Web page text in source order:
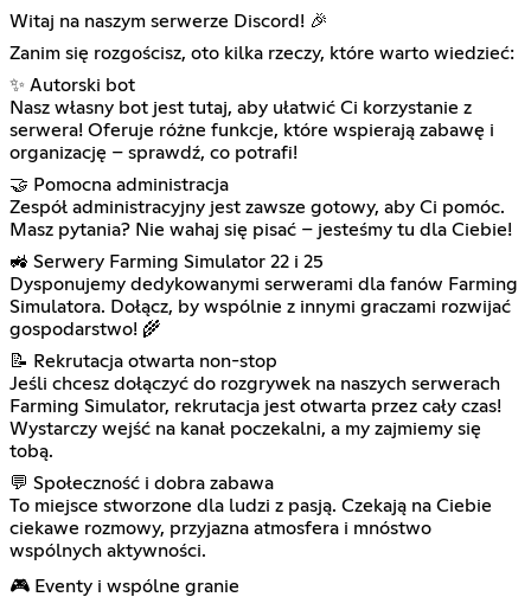
Witaj na naszym serwerze Discord! 🎉
Zanim się rozgościsz, oto kilka rzeczy, które warto wiedzieć:
✨ Autorski bot
Nasz własny bot jest tutaj, aby ułatwić Ci korzystanie z
serwera! Oferuje różne funkcje, które wspierają zabawę i
organizację – sprawdź, co potrafi!
🤝 Pomocna administracja
Zespół administracyjny jest zawsze gotowy, aby Ci pomóc.
Masz pytania? Nie wahaj się pisać – jesteśmy tu dla Ciebie!
🚜 Serwery Farming Simulator 22 i 25
Dysponujemy dedykowanymi serwerami dla fanów Farming
Simulatora. Dołącz, by wspólnie z innymi graczami rozwijać
gospodarstwo! 🌾
📝 Rekrutacja otwarta non-stop
Jeśli chcesz dołączyć do rozgrywek na naszych serwerach
Farming Simulator, rekrutacja jest otwarta przez cały czas!
Wystarczy wejść na kanał poczekalni, a my zajmiemy się
tobą.
💬 Społeczność i dobra zabawa
To miejsce stworzone dla ludzi z pasją. Czekają na Ciebie
ciekawe rozmowy, przyjazna atmosfera i mnóstwo
wspólnych aktywności.
🎮 Eventy i wspólne granie